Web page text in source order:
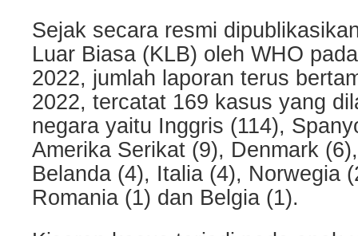
Sejak secara resmi
Luar Biasa (KLB) oleh WHO
2022, jumlah laporan terus
2022, tercatat 169 kasus yang
negara yaitu Inggris (114),
Amerika Serikat (9), Denmark
Belanda (4), Italia (4), Norwegia
Romania (1) dan Belgia (1).